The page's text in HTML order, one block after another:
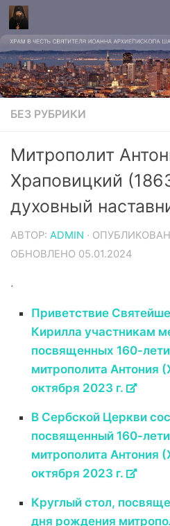
БЕЗ РУБРИКИ
Митрополит
Храповицкий
духовный
АВТОР: ADMIN ·
ОБНОВЛЕНО 05.01.2024
.
Приветствие
Кирилла участникам
посвященных 160-
митрополита Антония
октября 2023 г.
В Сербской Церкви
посвященный 160-
митрополита Антония
октября 2023 г.
Круглый стол,
дня рождения